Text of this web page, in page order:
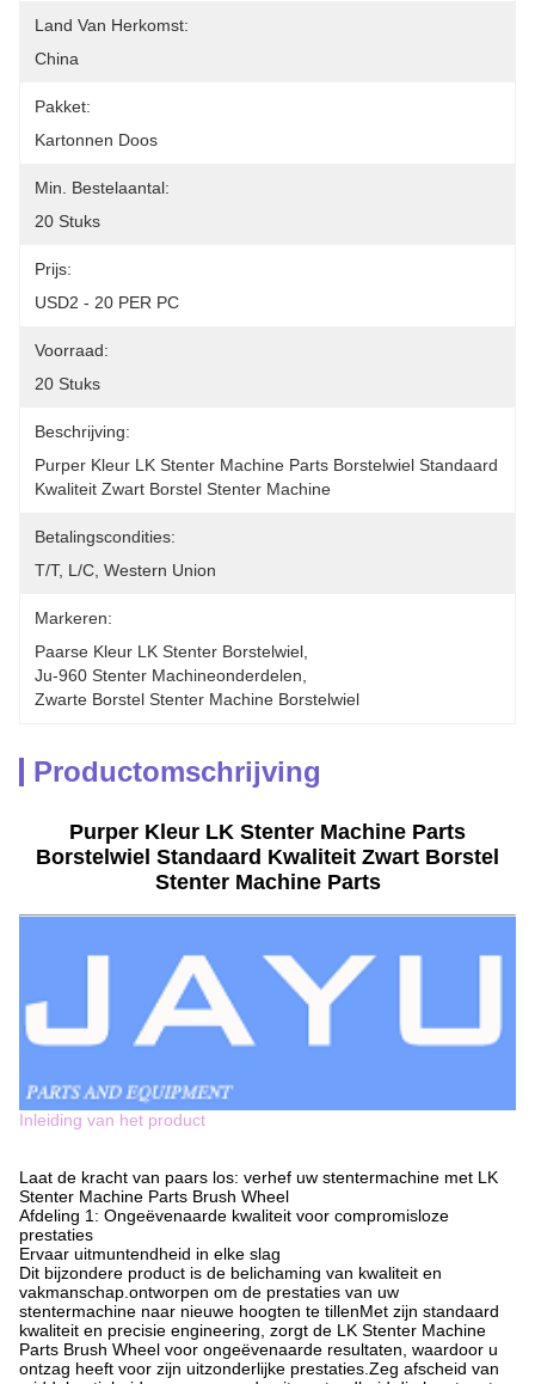
Land Van Herkomst:
China
Pakket:
Kartonnen Doos
Min. Bestelaantal:
20 Stuks
Prijs:
USD2 - 20 PER PC
Voorraad:
20 Stuks
Beschrijving:
Purper Kleur LK Stenter Machine Parts Borstelwiel Standaard
Kwaliteit Zwart Borstel Stenter Machine
Betalingscondities:
T/T, L/C, Western Union
Markeren:
Paarse Kleur LK Stenter Borstelwiel
Ju-960 Stenter Machineonderdelen
Zwarte Borstel Stenter Machine Borstelwiel
Productomschrijving
Purper Kleur LK Stenter Machine Parts
Borstelwiel Standaard Kwaliteit Zwart Borstel
Stenter Machine Parts
Inleiding van het product
Laat de kracht van paars los: verhef uw stentermachine met LK
Stenter Machine Parts Brush Wheel
Afdeling 1: Ongeëvenaarde kwaliteit voor compromisloze
prestaties
Ervaar uitmuntendheid in elke slag
Dit bijzondere product is de belichaming van kwaliteit en
vakmanschap.ontworpen om de prestaties van uw
stentermachine naar nieuwe hoogten te tillenMet zijn standaard
kwaliteit en precisie engineering, zorgt de LK Stenter Machine
Parts Brush Wheel voor ongeëvenaarde resultaten, waardoor u
ontzag heeft voor zijn uitzonderlijke prestaties.Zeg afscheid van